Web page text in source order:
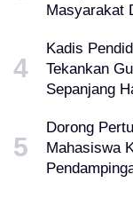
Masyarakat
Kadis
Tekankan
Sepanjang
Dorong
Mahasiswa